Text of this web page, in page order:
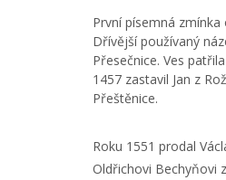
První písemná
Dřívější používaný
Přesečnice. Ves
1457 zastavil Jan z
Přeštěnice.
Roku 1551 prodal
Oldřichovi Bechyňovi